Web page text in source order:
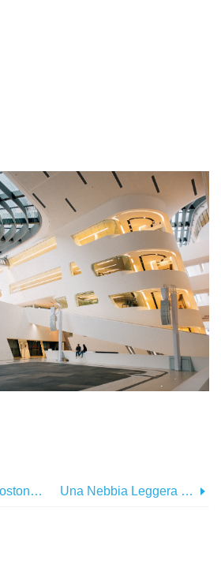
Ponte Notturno A Boston Foto Una Nebbia Leggera Copre Il Paesaggio All'orizzonte Foto